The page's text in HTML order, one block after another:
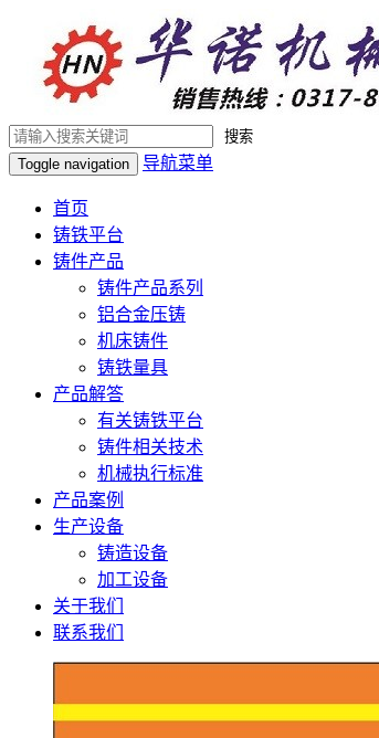
搜索
Toggle navigation
导航菜单
首页
铸铁平台
铸件产品
铸件产品系列
铝合金压铸
机床铸件
铸铁量具
产品解答
有关铸铁平台
铸件相关技术
机械执行标准
产品案例
生产设备
铸造设备
加工设备
关于我们
联系我们